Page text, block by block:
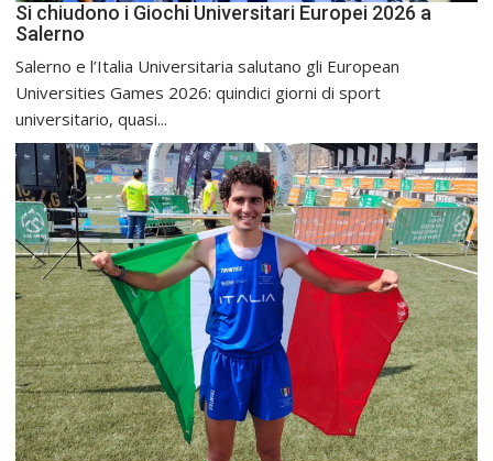
Si chiudono i Giochi Universitari Europei 2026 a
Salerno
Salerno e l’Italia Universitaria salutano gli European
Universities Games 2026: quindici giorni di sport
universitario, quasi...